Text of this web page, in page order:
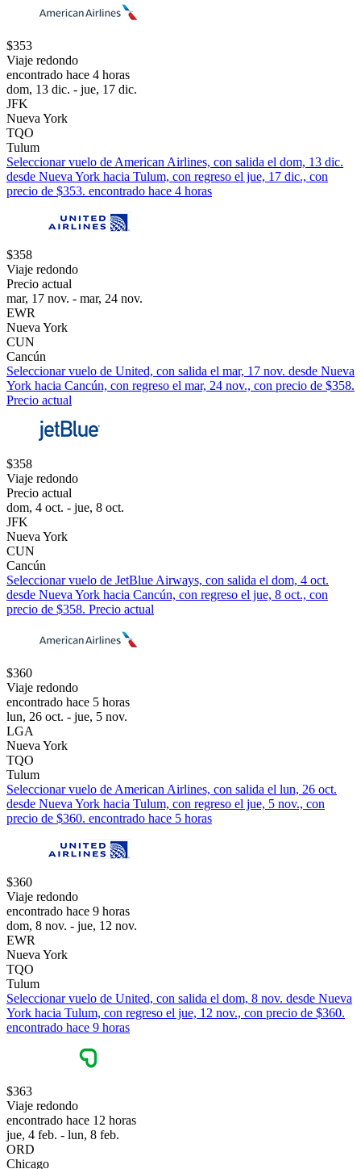
$353
Viaje redondo
encontrado hace 4 horas
dom, 13 dic. - jue, 17 dic.
JFK
Nueva York
TQO
Tulum
Seleccionar vuelo de American Airlines, con salida el dom, 13 dic.
desde Nueva York hacia Tulum, con regreso el jue, 17 dic., con
precio de $353. encontrado hace 4 horas
$358
Viaje redondo
Precio actual
mar, 17 nov. - mar, 24 nov.
EWR
Nueva York
CUN
Cancún
Seleccionar vuelo de United, con salida el mar, 17 nov. desde Nueva
York hacia Cancún, con regreso el mar, 24 nov., con precio de $358.
Precio actual
$358
Viaje redondo
Precio actual
dom, 4 oct. - jue, 8 oct.
JFK
Nueva York
CUN
Cancún
Seleccionar vuelo de JetBlue Airways, con salida el dom, 4 oct.
desde Nueva York hacia Cancún, con regreso el jue, 8 oct., con
precio de $358. Precio actual
$360
Viaje redondo
encontrado hace 5 horas
lun, 26 oct. - jue, 5 nov.
LGA
Nueva York
TQO
Tulum
Seleccionar vuelo de American Airlines, con salida el lun, 26 oct.
desde Nueva York hacia Tulum, con regreso el jue, 5 nov., con
precio de $360. encontrado hace 5 horas
$360
Viaje redondo
encontrado hace 9 horas
dom, 8 nov. - jue, 12 nov.
EWR
Nueva York
TQO
Tulum
Seleccionar vuelo de United, con salida el dom, 8 nov. desde Nueva
York hacia Tulum, con regreso el jue, 12 nov., con precio de $360.
encontrado hace 9 horas
$363
Viaje redondo
encontrado hace 12 horas
jue, 4 feb. - lun, 8 feb.
ORD
Chicago